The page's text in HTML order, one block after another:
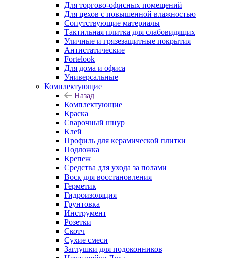
Для торгово-офисных помещений
Для цехов с повышенной влажностью
Сопутствующие материалы
Тактильная плитка для слабовидящих
Уличные и грязезащитные покрытия
Антистатические
Fortelook
Для дома и офиса
Универсальные
Комплектующие
Назад
Комплектующие
Краска
Сварочный шнур
Клей
Профиль для керамической плитки
Подложка
Крепеж
Средства для ухода за полами
Воск для восстановления
Герметик
Гидроизоляция
Грунтовка
Инструмент
Розетки
Скотч
Сухие смеси
Заглушки для подоконников